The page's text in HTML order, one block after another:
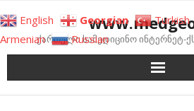
to
contentქართული სამედიცინო ინტერნეტ-
English Georgian Turkish
Armenian
Russian